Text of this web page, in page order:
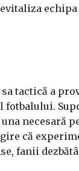
tactică a
necesară
că
fanii